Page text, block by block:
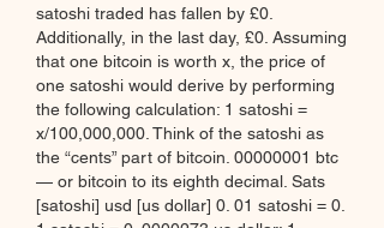
satoshi traded has fallen by £0.
Additionally, in the last day, £0. Assuming
that one bitcoin is worth x, the price of
one satoshi would derive by performing
the following calculation: 1 satoshi =
x/100,000,000. Think of the satoshi as
the “cents” part of bitcoin. 00000001 btc
— or bitcoin to its eighth decimal. Sats
[satoshi] usd [us dollar] 0. 01 satoshi = 0.